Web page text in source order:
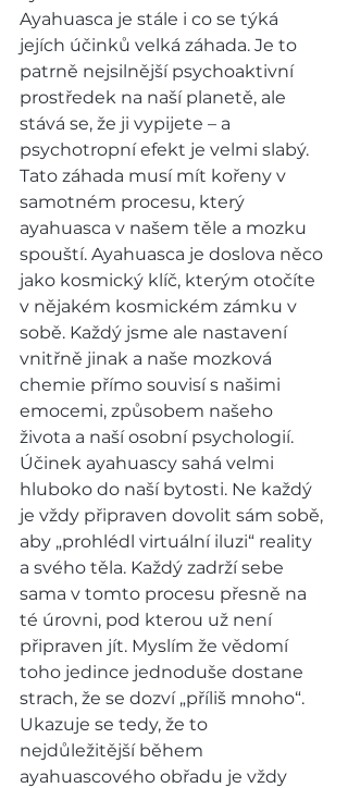
Ayahuasca je stále i co se týká
jejích účinků velká záhada. Je to
patrně nejsilnější psychoaktivní
prostředek na naší planetě, ale
stává se, že ji vypijete – a
psychotropní efekt je velmi slabý.
Tato záhada musí mít kořeny v
samotném procesu, který
ayahuasca v našem těle a mozku
spouští. Ayahuasca je doslova něco
jako kosmický klíč, kterým otočíte
v nějakém kosmickém zámku v
sobě. Každý jsme ale nastavení
vnitřně jinak a naše mozková
chemie přímo souvisí s našimi
emocemi, způsobem našeho
života a naší osobní psychologií.
Účinek ayahuascy sahá velmi
hluboko do naší bytosti. Ne každý
je vždy připraven dovolit sám sobě,
aby „prohlédl virtuální iluzi“ reality
a svého těla. Každý zadrží sebe
sama v tomto procesu přesně na
té úrovni, pod kterou už není
připraven jít. Myslím že vědomí
toho jedince jednoduše dostane
strach, že se dozví „příliš mnoho“.
Ukazuje se tedy, že to
nejdůležitější během
ayahuascového obřadu je vždy